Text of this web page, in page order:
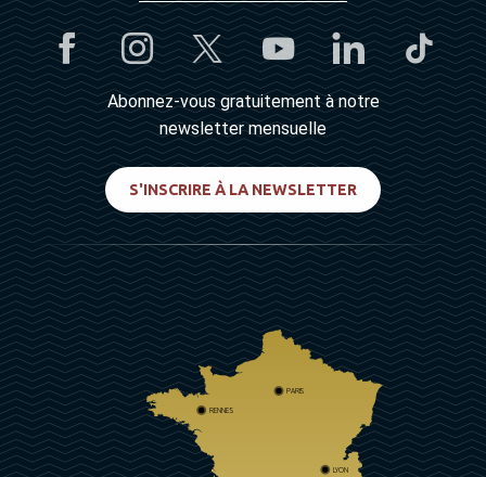
Abonnez-vous gratuitement à notre
newsletter mensuelle
S'INSCRIRE À LA NEWSLETTER
PARIS
RENNES
LYON